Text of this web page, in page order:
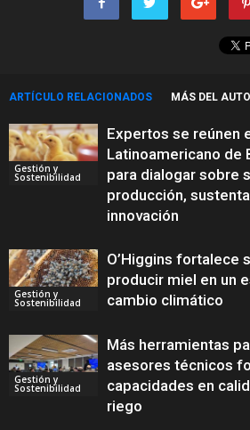
ARTÍCULO RELACIONADOS MÁS DEL
Gestión y
Sostenibilidad
Expertos se reúnen
Latinoamericano de
para dialogar sobre
producción,
innovación
Gestión y
Sostenibilidad
O’Higgins fortalece
producir miel en un
cambio climático
Gestión y
Sostenibilidad
Más herramientas
asesores técnicos
capacidades en
riego